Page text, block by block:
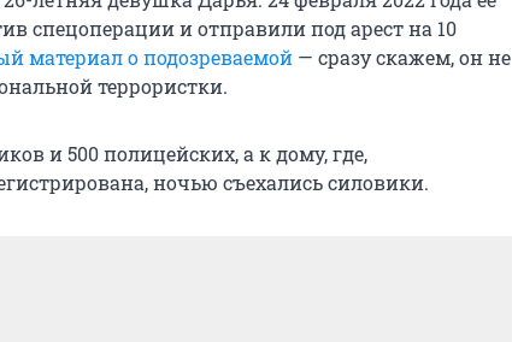
спецоперации и отправили под арест на 10
материал о подозреваемой — сразу скажем, он не
террористки.
и 500 полицейских, а к дому, где,
ночью съехались силовики.